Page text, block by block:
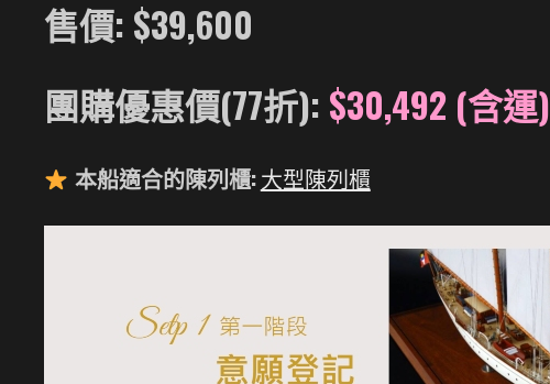
售價: $39,600
團購優惠價(77折): $30,492 (含運)
本船適合的陳列櫃:大型陳列櫃